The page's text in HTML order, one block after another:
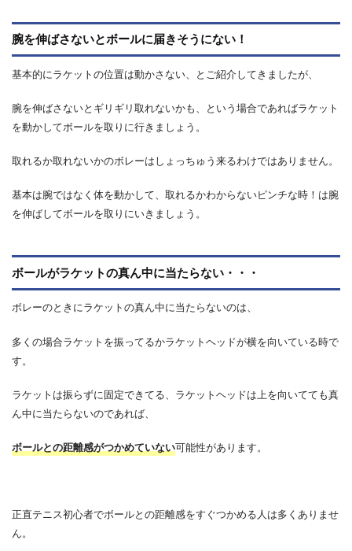
腕を伸ばさないとボールに届きそうにない！
基本的にラケットの位置は動かさない、とご紹介してきましたが、
腕を伸ばさないとギリギリ取れないかも、という場合であればラケット
を動かしてボールを取りに行きましょう。
取れるか取れないかのボレーはしょっちゅう来るわけではありません。
基本は腕ではなく体を動かして、取れるかわからないピンチな時！は腕
を伸ばしてボールを取りにいきましょう。
ボールがラケットの真ん中に当たらない・・・
ボレーのときにラケットの真ん中に当たらないのは、
多くの場合ラケットを振ってるかラケットヘッドが横を向いている時で
す。
ラケットは振らずに固定できてる、ラケットヘッドは上を向いてても真
ん中に当たらないのであれば、
ボールとの距離感がつかめていない可能性があります。
正直テニス初心者でボールとの距離感をすぐつかめる人は多くありませ
ん。